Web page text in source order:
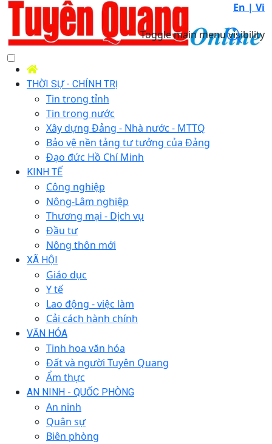
En | Vi
Toggle main menu visibility
THỜI SỰ - CHÍNH TRỊ
Tin trong tỉnh
Tin trong nước
Xây dựng Đảng - Nhà nước - MTTQ
Bảo vệ nền tảng tư tưởng của Đảng
Đạo đức Hồ Chí Minh
KINH TẾ
Công nghiệp
Nông-Lâm nghiệp
Thương mại - Dịch vụ
Đầu tư
Nông thôn mới
XÃ HỘI
Giáo dục
Y tế
Lao động - việc làm
Cải cách hành chính
VĂN HÓA
Tinh hoa văn hóa
Đất và người Tuyên Quang
Ẩm thực
AN NINH - QUỐC PHÒNG
An ninh
Quân sự
Biên phòng